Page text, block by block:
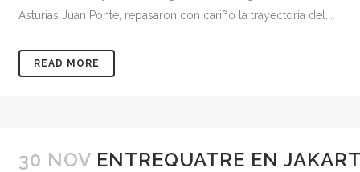
Asturias Juan Ponte, repasaron con cariño la trayectoria del...
READ MORE
30 NOV ENTREQUATRE EN